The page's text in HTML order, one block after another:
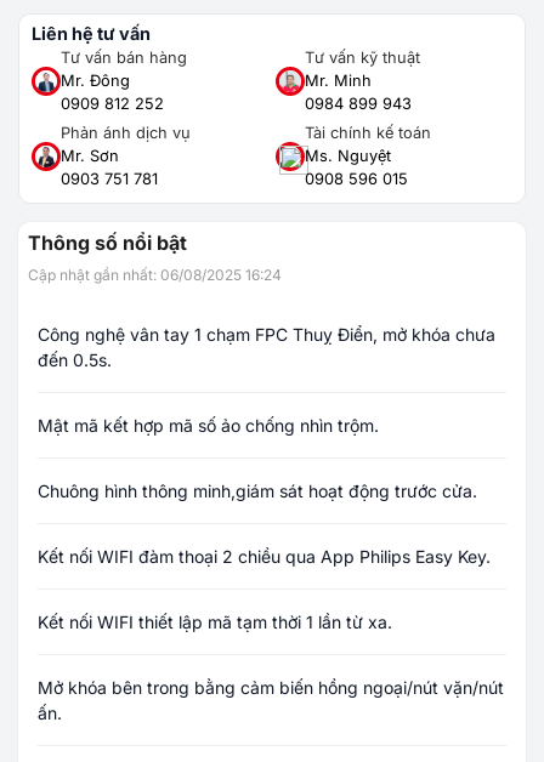
Liên hệ tư vấn
Tư vấn bán hàng
Mr. Đông
0909 812 252
Tư vấn kỹ thuật
Mr. Minh
0984 899 943
Phản ánh dịch vụ
Mr. Sơn
0903 751 781
Tài chính kế toán
Ms. Nguyệt
0908 596 015
Thông số nổi bật
Cập nhật gần nhất: 06/08/2025 16:24
Công nghệ vân tay 1 chạm FPC Thuỵ Điển, mở khóa chưa
đến 0.5s.
Mật mã kết hợp mã số ảo chống nhìn trộm.
Chuông hình thông minh,giám sát hoạt động trước cửa.
Kết nối WIFI đàm thoại 2 chiều qua App Philips Easy Key.
Kết nối WIFI thiết lập mã tạm thời 1 lần từ xa.
Mở khóa bên trong bằng cảm biến hồng ngoại/nút vặn/nút
ấn.